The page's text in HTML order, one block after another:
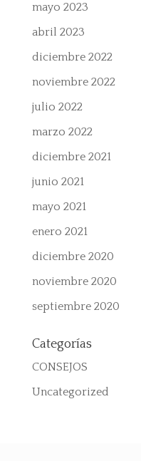
mayo 2023
abril 2023
diciembre 2022
noviembre 2022
julio 2022
marzo 2022
diciembre 2021
junio 2021
mayo 2021
enero 2021
diciembre 2020
noviembre 2020
septiembre 2020
Categorías
CONSEJOS
Uncategorized